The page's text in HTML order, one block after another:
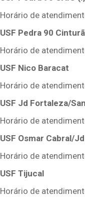
Horário de
USF Pedra 90
Horário de
USF Nico Baracat
Horário de
USF Jd Fortaleza/
Horário de
USF Osmar Cabral/
Horário de
USF Tijucal
Horário de